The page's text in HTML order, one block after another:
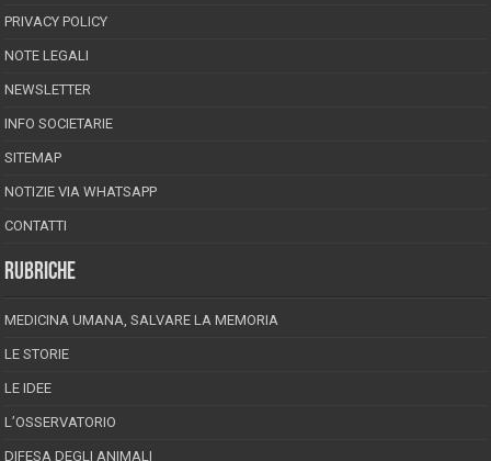
PRIVACY POLICY
NOTE LEGALI
NEWSLETTER
INFO SOCIETARIE
SITEMAP
NOTIZIE VIA WHATSAPP
CONTATTI
RUBRICHE
MEDICINA UMANA, SALVARE LA MEMORIA
LE STORIE
LE IDEE
L’OSSERVATORIO
DIFESA DEGLI ANIMALI